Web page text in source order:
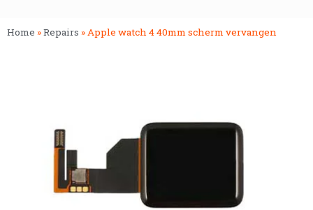
Home »Repairs »Apple watch 4 40mm scherm vervangen